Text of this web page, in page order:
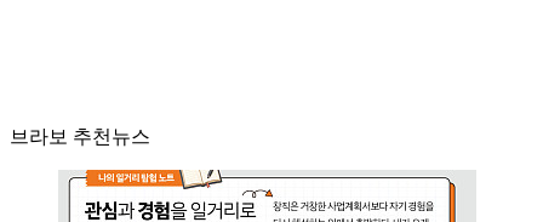
브라보 추천뉴스